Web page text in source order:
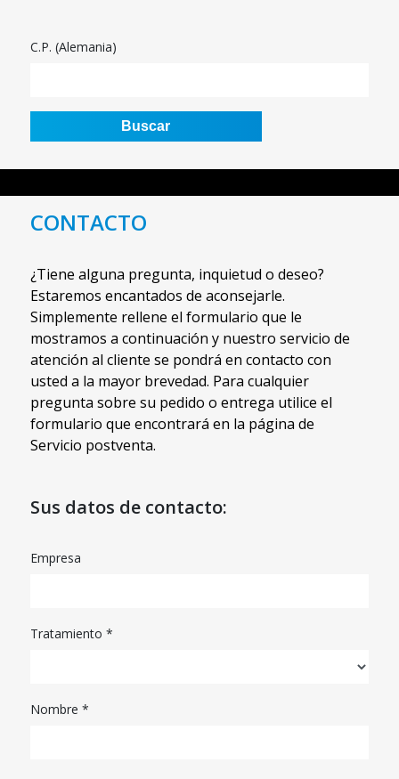
C.P. (Alemania)
CONTACTO
¿Tiene alguna pregunta, inquietud o deseo?
Estaremos encantados de aconsejarle.
Simplemente rellene el formulario que le
mostramos a continuación y nuestro servicio de
atención al cliente se pondrá en contacto con
usted a la mayor brevedad. Para cualquier
pregunta sobre su pedido o entrega utilice el
formulario que encontrará en la página de
Servicio postventa.
Sus datos de contacto:
Empresa
Tratamiento *
Nombre *